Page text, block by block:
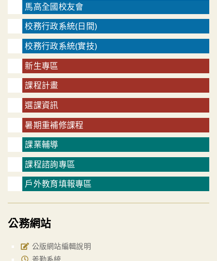
馬高全國校友會
校務行政系統(日間)
校務行政系統(實技)
新生專區
課程計畫
選課資訊
暑期重補修課程
課業輔導
課程諮詢專區
戶外教育填報專區
公務網站
公版網站編輯說明
差勤系統